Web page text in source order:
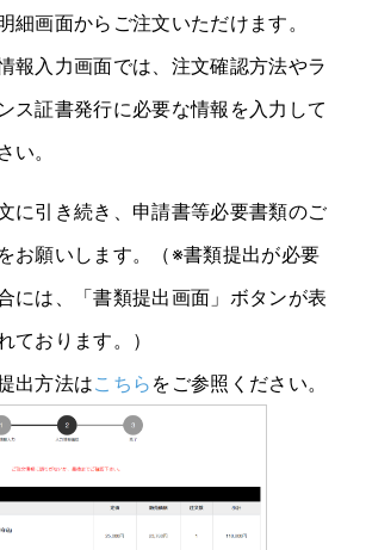
細画面からご注文いただけます。
報入力画面では、注文確認方法やラ
ス証書発行に必要な情報を入力して
い。
に引き続き、申請書等必要書類のご
お願いします。（※書類提出が必要
には、「書類提出画面」ボタンが表
ております。）
出方法はこちら をご参照ください。